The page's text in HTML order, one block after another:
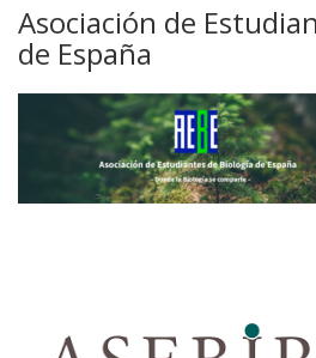
Asociación de
de España